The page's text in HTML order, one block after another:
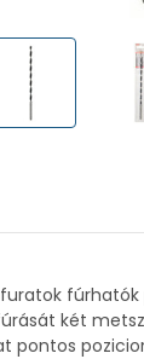
két
pontos